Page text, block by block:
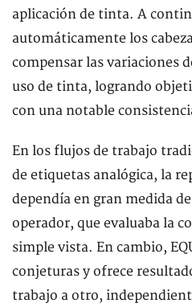
aplicación de tinta. A
automáticamente los
compensar las variaciones
uso de tinta, logrando
con una notable
En los flujos de trabajo
de etiquetas analógica, la
dependía en gran medida
operador, que evaluaba la
simple vista. En cambio,
conjeturas y ofrece
trabajo a otro,